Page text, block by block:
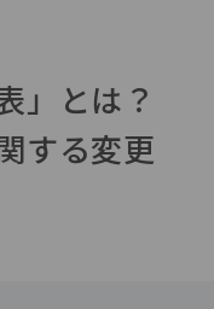
」とは？
する変更